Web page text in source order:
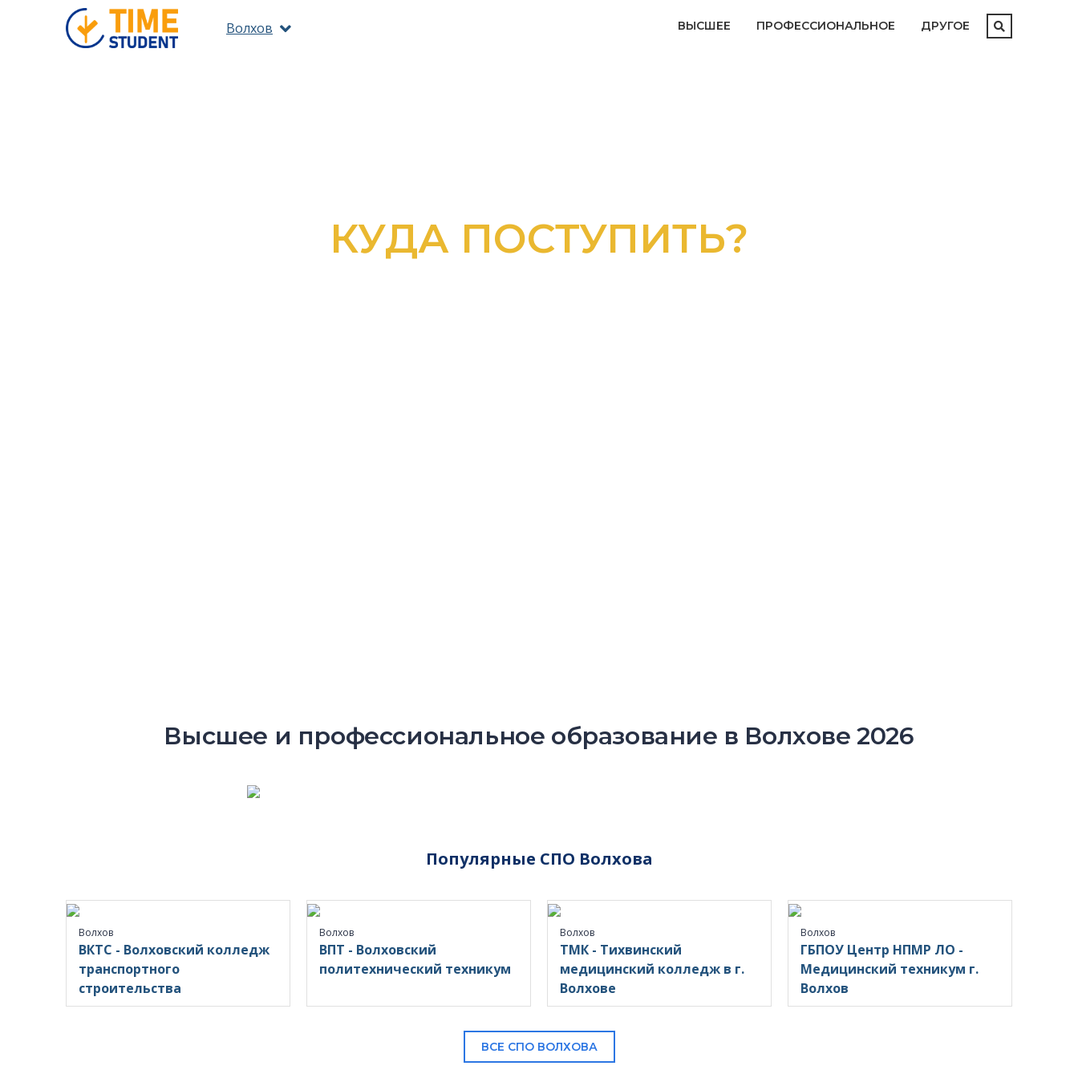
Волхов ВЫСШЕЕ ПРОФЕССИОНАЛЬНОЕ ДРУГОЕ
ОЗНАКОМЬТЕСЬ С КАТАЛОГОМ
Высшее и профессиональное образование в Волхове 2026
Популярные СПО Волхова
Волхов
ВКТС - Волховский колледж
транспортного
строительства
Волхов
ВПТ - Волховский
политехнический техникум
Волхов
ТМК - Тихвинский
медицинский колледж в г.
Волхове
Волхов
ГБПОУ Центр НПМР ЛО -
Медицинский техникум г.
Волхов
ВСЕ СПО ВОЛХОВА